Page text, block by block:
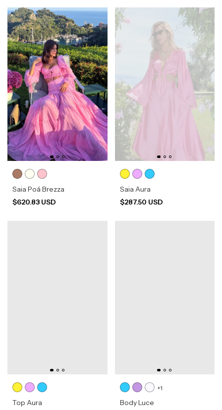
Saia Poá Brezza
$620.83 USD
Saia Aura
$287.50 USD
Top Aura
+1
Body Luce